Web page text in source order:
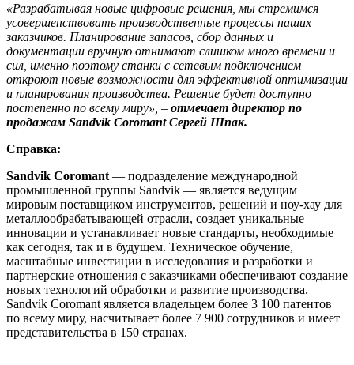
«Разрабатывая новые цифровые решения, мы стремимся
усовершенствовать производственные процессы наших
заказчиков. Планирование запасов, сбор данных и
документации вручную отнимают слишком много времени и
сил, именно поэтому станки с сетевым подключением
откроют новые возможности для эффективной оптимизации
и планирования производства. Решение будет доступно
постепенно по всему миру», – отмечает директор по
продажам Sandvik Coromant Сергей Шпак.
Справка:
Sandvik Coromant — подразделение международной
промышленной группы Sandvik — является ведущим
мировым поставщиком инструментов, решений и ноу-хау для
металлообрабатывающей отрасли, создает уникальные
инновации и устанавливает новые стандарты, необходимые
как сегодня, так и в будущем. Техническое обучение,
масштабные инвестиции в исследования и разработки и
партнерские отношения с заказчиками обеспечивают создание
новых технологий обработки и развитие производства.
Sandvik Coromant является владельцем более 3 100 патентов
по всему миру, насчитывает более 7 900 сотрудников и имеет
представительства в 150 странах.